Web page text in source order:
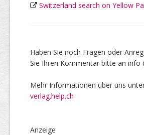
Switzerland search on Yellow
Haben Sie noch Fragen oder
Sie Ihren Kommentar bitte an info
Mehr Informationen über uns
verlag.help.ch
Anzeige